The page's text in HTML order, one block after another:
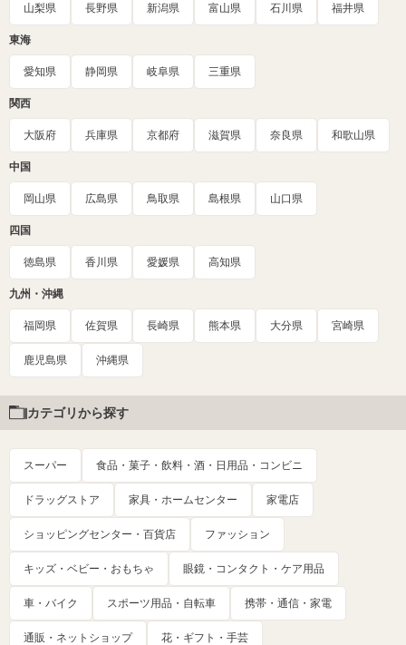
山梨県 長野県 新潟県 富山県 石川県 福井県
東海
愛知県 静岡県 岐阜県 三重県
関西
大阪府 兵庫県 京都府 滋賀県 奈良県 和歌山県
中国
岡山県 広島県 鳥取県 島根県 山口県
四国
徳島県 香川県 愛媛県 高知県
九州・沖縄
福岡県 佐賀県 長崎県 熊本県 大分県 宮崎県
鹿児島県 沖縄県
カテゴリから探す
スーパー 食品・菓子・飲料・酒・日用品・コンビニ
ドラッグストア 家具・ホームセンター 家電店
ショッピングセンター・百貨店 ファッション
キッズ・ベビー・おもちゃ 眼鏡・コンタクト・ケア用品
車・バイク スポーツ用品・自転車 携帯・通信・家電
通販・ネットショップ 花・ギフト・手芸